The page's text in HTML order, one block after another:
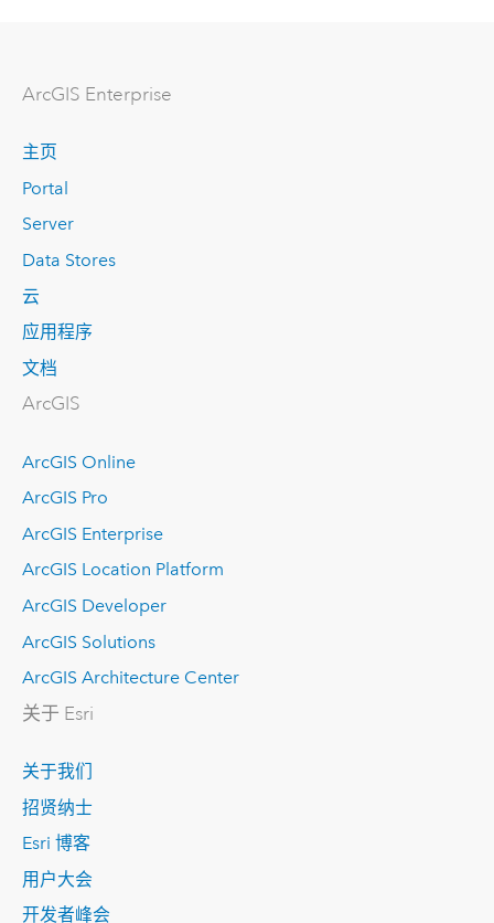
ArcGIS Enterprise
主页
Portal
Server
Data Stores
云
应用程序
文档
ArcGIS
ArcGIS Online
ArcGIS Pro
ArcGIS Enterprise
ArcGIS Location Platform
ArcGIS Developer
ArcGIS Solutions
ArcGIS Architecture Center
关于 Esri
关于我们
招贤纳士
Esri 博客
用户大会
开发者峰会